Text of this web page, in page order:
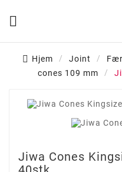

Hjem Joint
cones 109 mm
Jiwa Cones